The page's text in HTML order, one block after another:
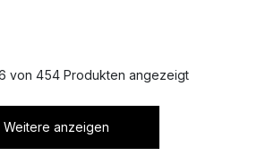
von 454 Produkten angezeigt
Weitere anzeigen